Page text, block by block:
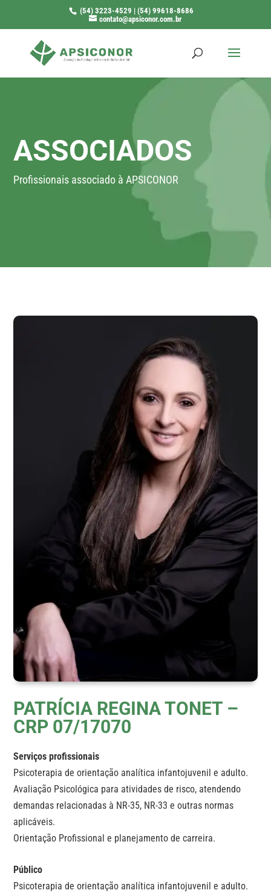
(54) 3223-4529 | (54) 99618-8686
contato@apsiconor.com.br
ASSOCIADOS
Profissionais associado à APSICONOR
PATRÍCIA REGINA TONET –
CRP 07/17070
Serviços profissionais
Psicoterapia de orientação analítica infantojuvenil e adulto.
Avaliação Psicológica para atividades de risco, atendendo
demandas relacionadas à NR-35, NR-33 e outras normas
aplicáveis.
Orientação Profissional e planejamento de carreira.
Público
Psicoterapia de orientação analítica infantojuvenil e adulto.